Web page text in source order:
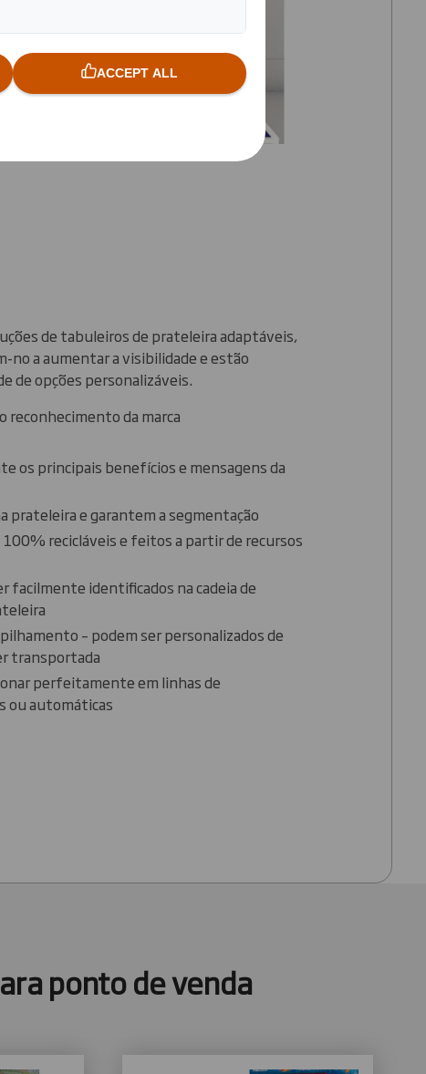
de tabuleiros de prateleira adaptáveis,
no a aumentar a visibilidade e estão
de opções personalizáveis.
reconhecimento da marca
os principais benefícios e mensagens da
prateleira e garantem a segmentação
recicláveis e feitos a partir de recursos
facilmente identificados na cadeia de
– podem ser personalizados de
transportada
perfeitamente em linhas de
ou automáticas
ponto de venda